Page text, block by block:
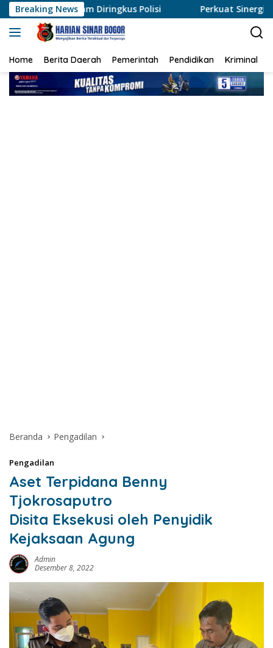
Langsung
ke
konten
Breaking News
Diringkus Polisi Perkuat Sinergi, Polres Rohil
Home Berita Daerah Pemerintah Pendidikan Kriminal
Beranda Pengadilan
Pengadilan
Aset Terpidana Benny
Tjokrosaputro
Disita Eksekusi oleh Penyidik
Kejaksaan Agung
Admin
Desember 8, 2022